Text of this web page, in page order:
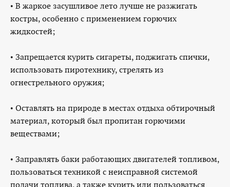
• В жаркое засушливое лето лучше не разжигать
костры, особенно с применением горючих
жидкостей;
• Запрещается курить сигареты, поджигать спички,
использовать пиротехнику, стрелять из
огнестрельного оружия;
• Оставлять на природе в местах отдыха обтирочный
материал, который был пропитан горючими
веществами;
• Заправлять баки работающих двигателей топливом,
пользоваться техникой с неисправной системой
подачи топлива, а также курить или пользоваться